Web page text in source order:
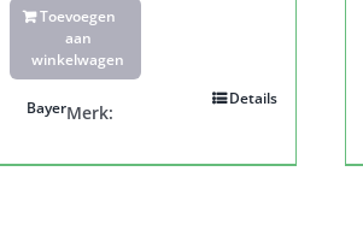
Toevoegen
aan
winkelwagen
Details
Merk:
Bayer